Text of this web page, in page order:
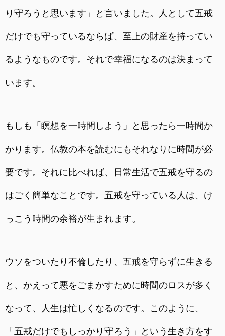
り守ろうと思います」と言いました。人として五戒
だけでも守っているならば、至上の財産を持ってい
るようなものです。それで幸福になるのは決まって
います。
もしも「瞑想を一時間しよう」と思ったら一時間か
かります。仏教の本を読むにもそれなりに時間が必
要です。それに比べれば、日常生活で五戒を守るの
はごく簡単なことです。五戒を守っている人は、け
っこう時間の余裕が生まれます。
ウソをついたり不倫したり、五戒を守らずに生きる
と、かえって悪をごまかすために時間のロスが多く
なって、人生は忙しくなるのです。このように、
「五戒だけでもしっかり守ろう」という生き方をす